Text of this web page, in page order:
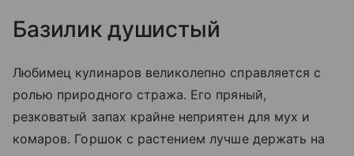
Базилик душистый
Любимец кулинаров великолепно справляется с
ролью природного стража. Его пряный,
резковатый запах крайне неприятен для мух и
комаров. Горшок с растением лучше держать на